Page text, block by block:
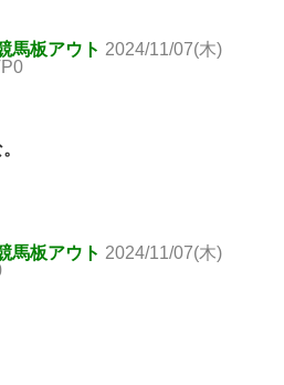
馬板アウト 2024/11/07(木)
馬板アウト 2024/11/07(木)